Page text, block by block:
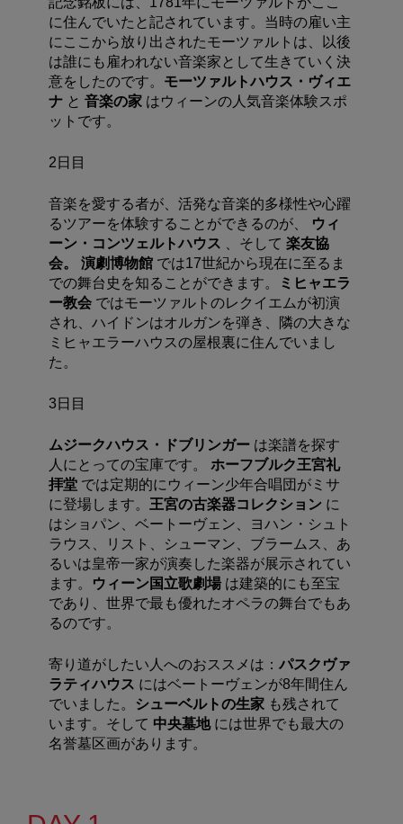
に住んでいたと記されています。当時の雇い主
にここから放り出されたモーツァルトは、以後
は誰にも雇われない音楽家として生きていく決
意をしたのです。 モーツァルトハウス・ヴィエ
ナ と 音楽の家 はウィーンの人気音楽体験スポ
ットです。
2日目
音楽を愛する者が、活発な音楽的多様性や心躍
るツアーを体験することができるのが、
ウィ
ーン・コンツェルトハウス
、そして 楽友協
会。 演劇博物館 では17世紀から現在に至るま
での舞台史を知ることができます。
ミヒャエラ
ー教会 ではモーツァルトのレクイエムが初演
され、ハイドンはオルガンを弾き、隣の大きな
ミヒャエラーハウスの屋根裏に住んでいまし
た。
3日目
ムジークハウス・ドブリンガー は楽譜を探す
人にとっての宝庫です。 ホーフブルク王宮礼
拝堂 では定期的にウィーン少年合唱団がミサ
に登場します。 王宮の古楽器コレクション に
はショパン、ベートーヴェン、ヨハン・シュト
ラウス、リスト、シューマン、ブラームス、あ
るいは皇帝一家が演奏した楽器が展示されてい
ます。
ウィーン国立歌劇場 は建築的にも至宝
であり、世界で最も優れたオペラの舞台でもあ
るのです。
寄り道がしたい人へのおススメは： パスクヴァ
ラティハウス にはベートーヴェンが8年間住ん
でいました。
シューベルトの生家 も残されて
います。そして 中央墓地 には世界でも最大の
名誉墓区画があります。